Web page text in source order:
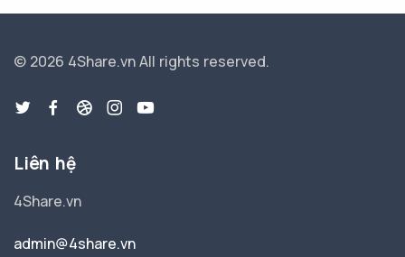
© 2026 4Share.vnAll rights reserved.
Liên hệ
4Share.vn
admin@4share.vn